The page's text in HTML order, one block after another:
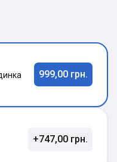
999,00 грн.
+747,00 грн.